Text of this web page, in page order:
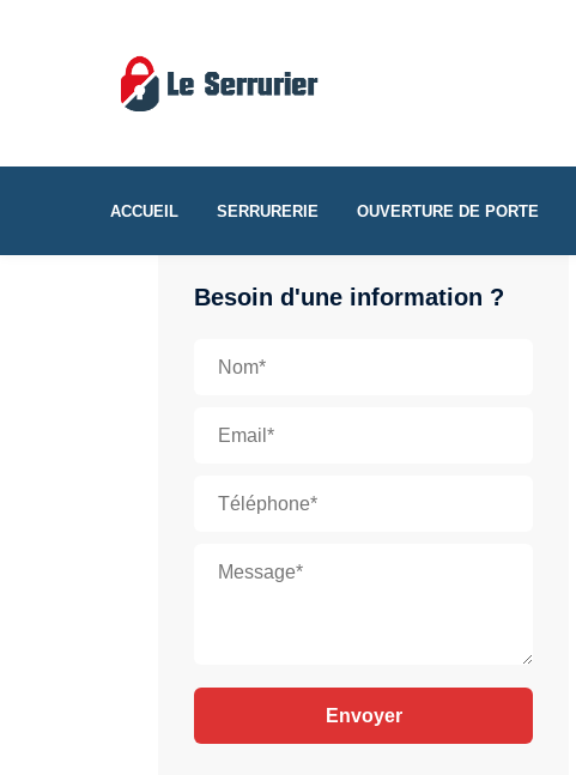
ACCUEIL SERRURERIE OUVERTURE DE PORTE
Besoin d'une information ?